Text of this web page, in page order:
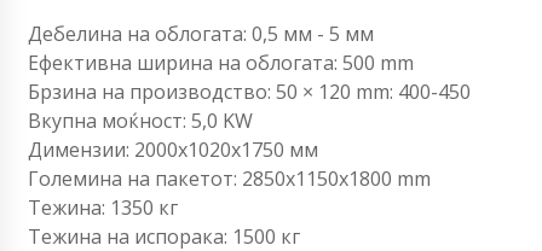
Дебелина на облогата: 0,5 мм - 5 мм
Ефективна ширина на облогата: 500 mm
Брзина на производство: 50 × 120 mm: 400-450
Вкупна моќност: 5,0 KW
Димензии: 2000х1020х1750 мм
Големина на пакетот: 2850x1150x1800 mm
Тежина: 1350 кг
Тежина на испорака: 1500 кг